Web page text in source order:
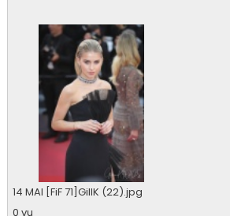
14 MAI [FiF 71]GillK (22).jpg
0 vu